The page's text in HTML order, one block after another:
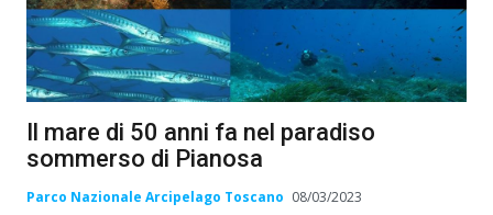
Il mare di 50 anni fa nel paradiso
sommerso di Pianosa
Parco Nazionale Arcipelago Toscano 08/03/2023